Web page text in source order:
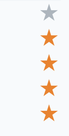
★
★
★
★
★